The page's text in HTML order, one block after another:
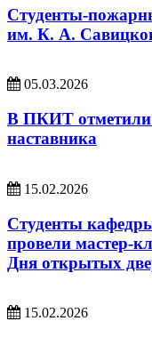
Студенты-
им. К. А.
05.03.2026
В ПКИТ отметили
наставника
15.02.2026
Студенты
провели
Дня открытых
15.02.2026